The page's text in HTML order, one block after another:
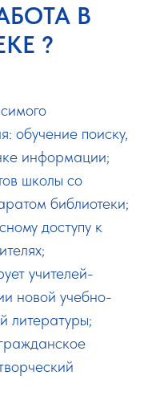
В
?
обучение поиску,
информации;
школы со
библиотеки;
доступу к
учителей-
новой учебно-
литературы;